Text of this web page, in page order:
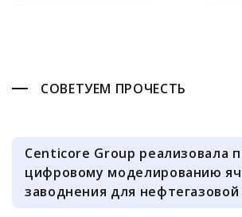
СОВЕТУЕМ ПРОЧЕСТЬ
Centicore Group реализовала
цифровому моделированию
заводнения для нефтегазовой